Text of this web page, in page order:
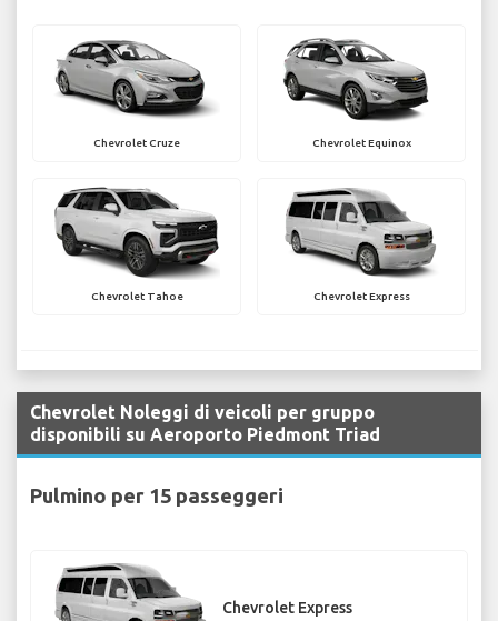
Chevrolet Cruze Chevrolet Equinox
Chevrolet Tahoe Chevrolet Express
Chevrolet Noleggi di veicoli per gruppo
disponibili su Aeroporto Piedmont Triad
Pulmino per 15 passeggeri
Chevrolet Express